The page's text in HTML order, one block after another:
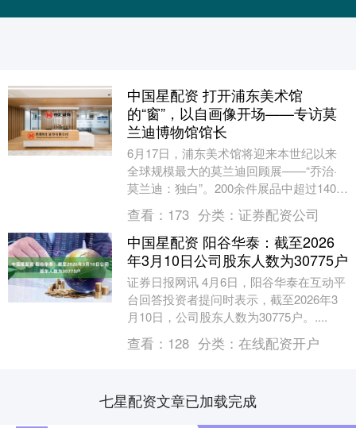
中国星配资 打开浦东美术馆
的“窗”，以自画像开场——专访莫
兰迪博物馆馆长
6月17日，浦东美术馆将迎来本世纪以来
全球规模最大的莫兰迪回顾展——“乔治·
莫兰迪：独白”。200余件展品中超过140件
为莫兰迪真迹，逾120件作品涵盖油画、
蚀....
查看： 173 分类： 证券配资公司
中国星配资 阳谷华泰：截至2026
年3月10日公司股东人数为30775户
证券日报网讯 4月6日，阳谷华泰在互动平
台回答投资者提问时表示，截至2026年3
月10日，公司股东人数为30775户。....
查看： 128 分类： 在线配资开户
七星配资文章已加载完成